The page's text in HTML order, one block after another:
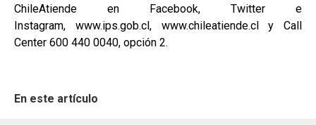
ChileAtiende en Facebook, Twitter e
Instagram, www.ips.gob.cl, www.chileatiende.cl y Call
Center 600 440 0040, opción 2.
En este artículo